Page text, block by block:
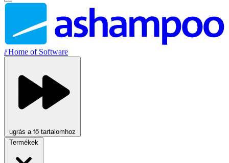
//Home of Software
ugrás a fő tartalomhoz
Termékek